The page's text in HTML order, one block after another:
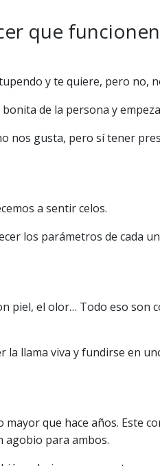
que
y te quiere, pero no,
de la persona y
gusta, pero sí tener
a sentir celos.
los parámetros de cada
piel, el olor… Todo eso
llama viva y fundirse en
que hace años. Este
agobio para ambos.